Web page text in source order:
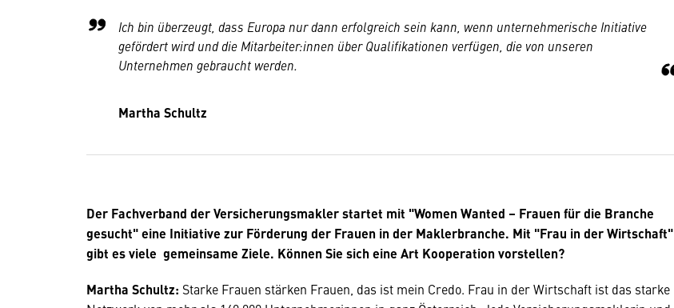
Ich bin überzeugt, dass Europa nur dann erfolgreich sein kann, wenn unternehmerische Initiative
gefördert wird und die Mitarbeiter:innen über Qualifikationen verfügen, die von unseren
Unternehmen gebraucht werden.
Martha Schultz
Der Fachverband der Versicherungsmakler startet mit "Women Wanted – Frauen für die Branche
gesucht" eine Initiative zur Förderung der Frauen in der Maklerbranche. Mit "Frau in der Wirtschaft"
gibt es viele gemeinsame Ziele. Können Sie sich eine Art Kooperation vorstellen?
Martha Schultz: Starke Frauen stärken Frauen, das ist mein Credo. Frau in der Wirtschaft ist das starke